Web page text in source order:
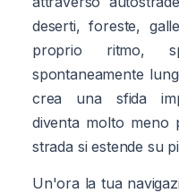
deserti, foreste,
proprio ritmo,
spontaneamente
crea una sfida
diventa molto meno
strada si estende su
Un'ora la tua